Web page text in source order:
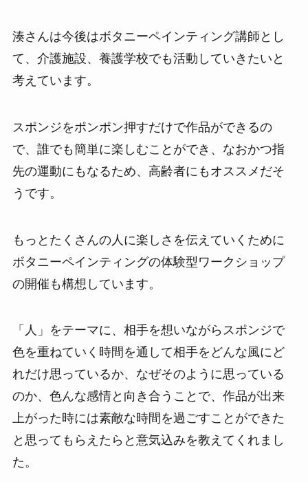
湊さんは今後はボタニーペインティング講師とし
て、介護施設、養護学校でも活動していきたいと
考えています。
スポンジをポンポン押すだけで作品ができるの
で、誰でも簡単に楽しむことができ、なおかつ指
先の運動にもなるため、高齢者にもオススメだそ
うです。
もっとたくさんの人に楽しさを伝えていくために
ボタニーペインティングの体験型ワークショップ
の開催も構想しています。
「人」をテーマに、相手を想いながらスポンジで
色を重ねていく時間を通して相手をどんな風にど
れだけ思っているか、なぜそのように思っている
のか、色んな感情と向き合うことで、作品が出来
上がった時には素敵な時間を過ごすことができた
と思ってもらえたらと意気込みを教えてくれまし
た。